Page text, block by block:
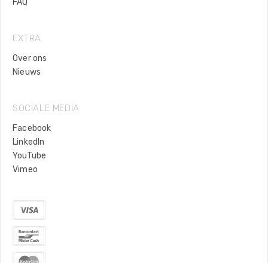
FAQ
EXTRA
Over ons
Nieuws
SOCIALE MEDIA
Facebook
LinkedIn
YouTube
Vimeo